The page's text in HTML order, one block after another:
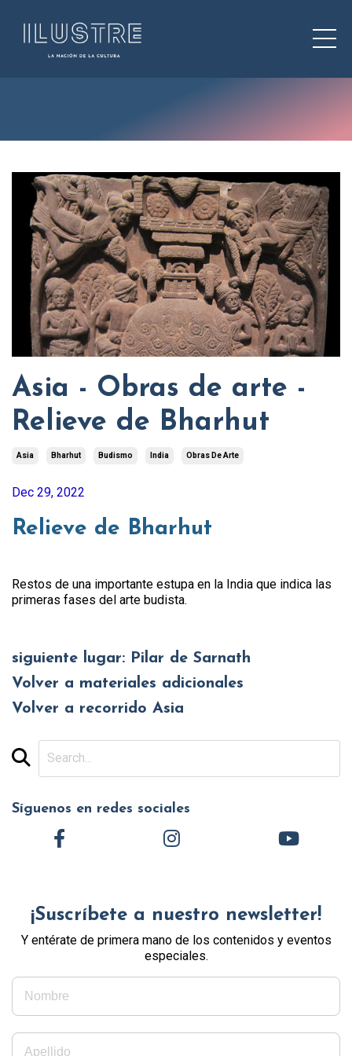
Asia - Obras de arte -
Relieve de Bharhut
Asia Bharhut Budismo India Obras De Arte
Dec 29, 2022
Relieve de Bharhut
Restos de una importante estupa en la India que indica las
primeras fases del arte budista.
siguiente lugar: Pilar de Sarnath
Volver a materiales adicionales
Volver a recorrido Asia
Síguenos en redes sociales
¡Suscríbete a nuestro newsletter!
Y entérate de primera mano de los contenidos y eventos
especiales.